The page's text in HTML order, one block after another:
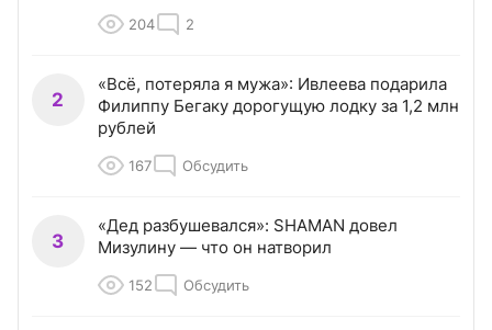
204 2
2
«Всё, потеряла я мужа»: Ивлеева подарила
Филиппу Бегаку дорогущую лодку за 1,2 млн
рублей
167 Обсудить
3
«Дед разбушевался»: SHAMAN довел
Мизулину — что он натворил
152 Обсудить